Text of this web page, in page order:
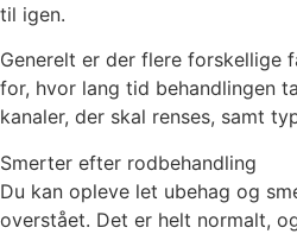
til igen.
Generelt er der flere forskellige
for, hvor lang tid behandlingen
kanaler, der skal renses, samt
Smerter efter rodbehandling
Du kan opleve let ubehag og
overstået. Det er helt normalt,